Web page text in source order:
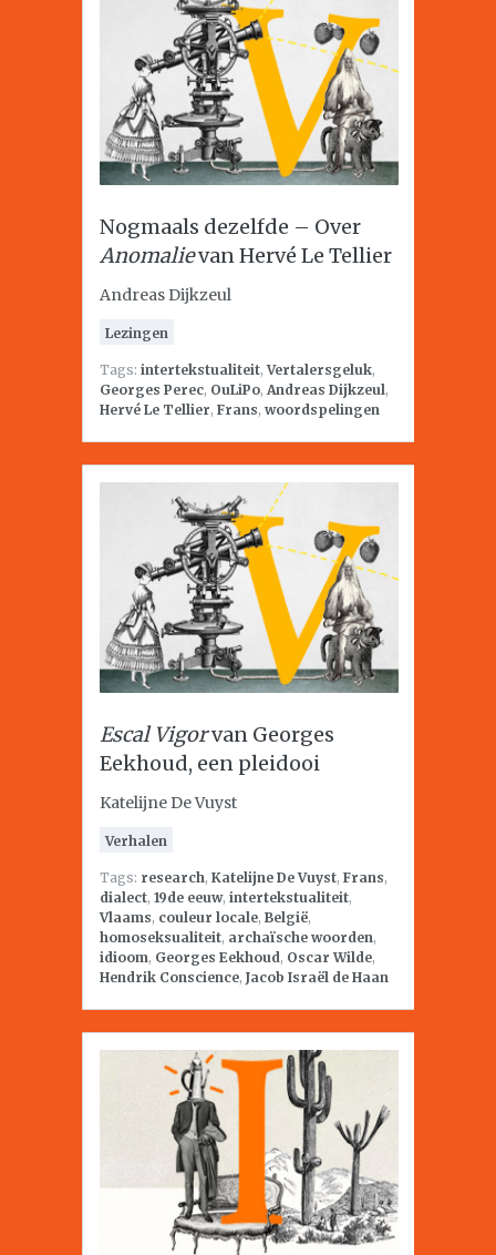
Nogmaals dezelfde – Over
Anomalievan Hervé Le Tellier
Andreas Dijkzeul
Lezingen
Tags: intertekstualiteit,Vertalersgeluk,
Georges Perec, OuLiPo, Andreas Dijkzeul,
Hervé Le Tellier, Frans, woordspelingen
Escal Vigorvan Georges
Eekhoud, een pleidooi
Katelijne De Vuyst
Verhalen
Tags: research, Katelijne De Vuyst, Frans,
dialect, 19de eeuw, intertekstualiteit,
Vlaams, couleur locale, België,
homoseksualiteit, archaïsche woorden,
idioom, Georges Eekhoud, Oscar Wilde,
Hendrik Conscience, Jacob Israël de Haan